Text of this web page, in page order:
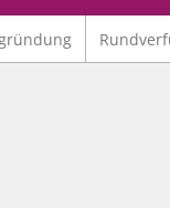
findet auch:
Logo Ev.